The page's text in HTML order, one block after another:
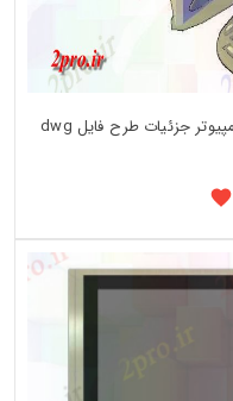
دانلود تری دی D مدل از برق و تجهیزات کامپیوتر جزئیات طرح فایل dwg